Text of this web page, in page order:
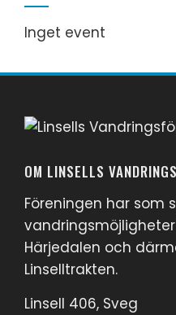
Inget event
OM LINSELLS
Föreningen har som
Härjedalen och
Linselltrakten.
Linsell 406, Sveg